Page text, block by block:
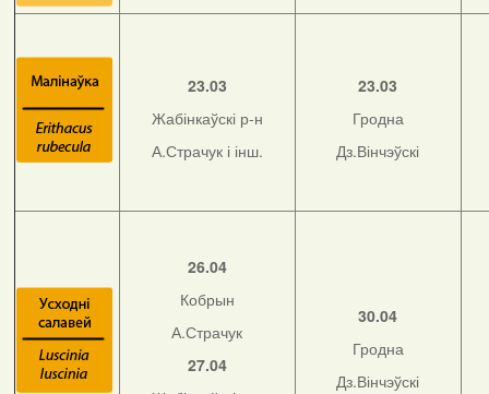
23.03
Жабінкаўскі р-н
А.Страчук і інш.
23.03
Гродна
Дз.Вінчэўскі
26.04
Кобрын
А.Страчук
27.04
30.04
Гродна
Дз.Вінчэўскі